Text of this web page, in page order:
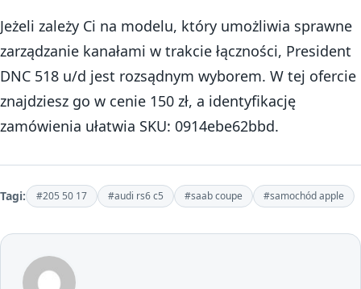
Jeżeli zależy Ci na modelu, który umożliwia sprawne
zarządzanie kanałami w trakcie łączności, President
DNC 518 u/d jest rozsądnym wyborem. W tej ofercie
znajdziesz go w cenie 150 zł, a identyfikację
zamówienia ułatwia SKU: 0914ebe62bbd.
Tagi: #205 50 17 #audi rs6 c5 #saab coupe #samochód apple